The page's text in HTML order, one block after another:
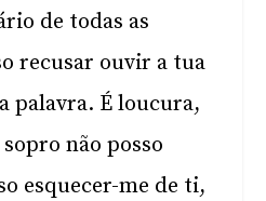
de todas as
recusar ouvir a tua
palavra. É loucura,
não posso
esquecer-me de ti,